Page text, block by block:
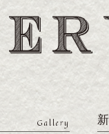
Gallery